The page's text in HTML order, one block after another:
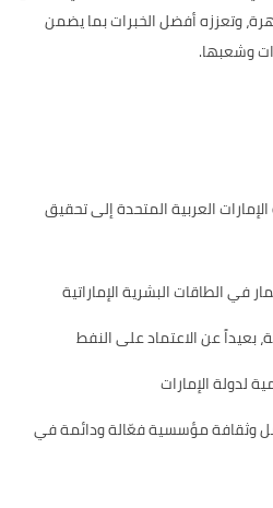
وتعززه أفضل الخبرات بما يضمن
وشعبها.
العربية المتحدة إلى تحقيق
في الطاقات البشرية الإماراتية
بعيداً عن الاعتماد على النفط
لدولة الإمارات
وثقافة مؤسسية فعّالة ودائمة في